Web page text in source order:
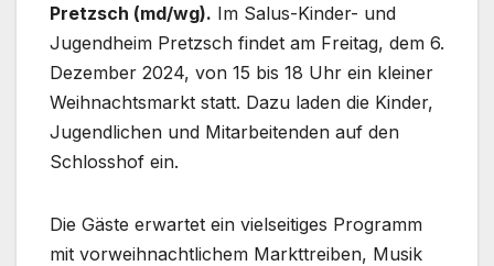
Pretzsch (md/wg). Im Salus-Kinder- und
Jugendheim Pretzsch findet am Freitag, dem 6.
Dezember 2024, von 15 bis 18 Uhr ein kleiner
Weihnachtsmarkt statt. Dazu laden die Kinder,
Jugendlichen und Mitarbeitenden auf den
Schlosshof ein.
Die Gäste erwartet ein vielseitiges Programm
mit vorweihnachtlichem Markttreiben, Musik